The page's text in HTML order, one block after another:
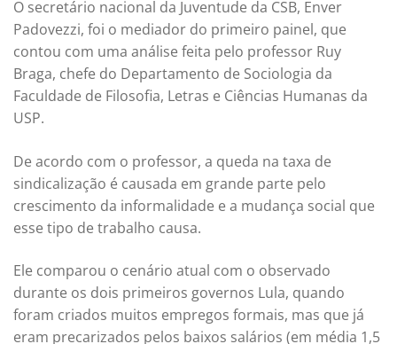
O secretário nacional da Juventude da CSB, Enver
Padovezzi, foi o mediador do primeiro painel, que
contou com uma análise feita pelo professor Ruy
Braga, chefe do Departamento de Sociologia da
Faculdade de Filosofia, Letras e Ciências Humanas da
USP.
De acordo com o professor, a queda na taxa de
sindicalização é causada em grande parte pelo
crescimento da informalidade e a mudança social que
esse tipo de trabalho causa.
Ele comparou o cenário atual com o observado
durante os dois primeiros governos Lula, quando
foram criados muitos empregos formais, mas que já
eram precarizados pelos baixos salários (em média 1,5